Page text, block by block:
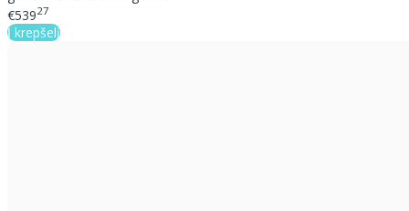
€53927
Į krepšelį